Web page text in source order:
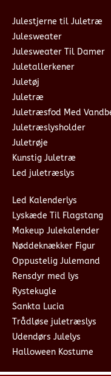
Julestjerne til Juletræ
Julesweater
Julesweater Til Damer
Juletallerkener
Juletøj
Juletræ
Juletræsfod Med
Juletræslysholder
Juletrøje
Kunstig Juletræ
Led juletræslys
Led Kalenderlys
Lyskæde Til Flagstang
Makeup Julekalender
Nøddeknækker Figur
Oppustelig Julemand
Rensdyr med lys
Rystekugle
Sankta Lucia
Trådløse juletræslys
Udendørs Julelys
Halloween Kostume